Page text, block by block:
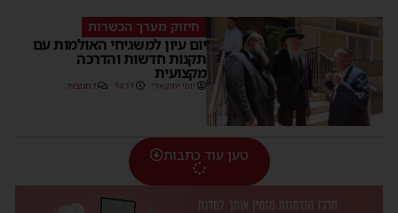
חיזוק מערך הכשרות
יום עיון למשגיחי האולמות עם
תקנות חדשות והדרכה
מקצועית
יוסי יחזקאלי 14:11 1 תגובות
טען עוד כתבות